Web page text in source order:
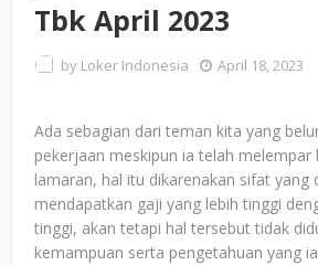
Tbk April 2023
by Loker Indonesia April 18, 2023
Ada sebagian dari teman kita yang
pekerjaan meskipun ia telah melempar
lamaran, hal itu dikarenakan sifat yang
mendapatkan gaji yang lebih tinggi
tinggi, akan tetapi hal tersebut tidak
kemampuan serta pengetahuan yang